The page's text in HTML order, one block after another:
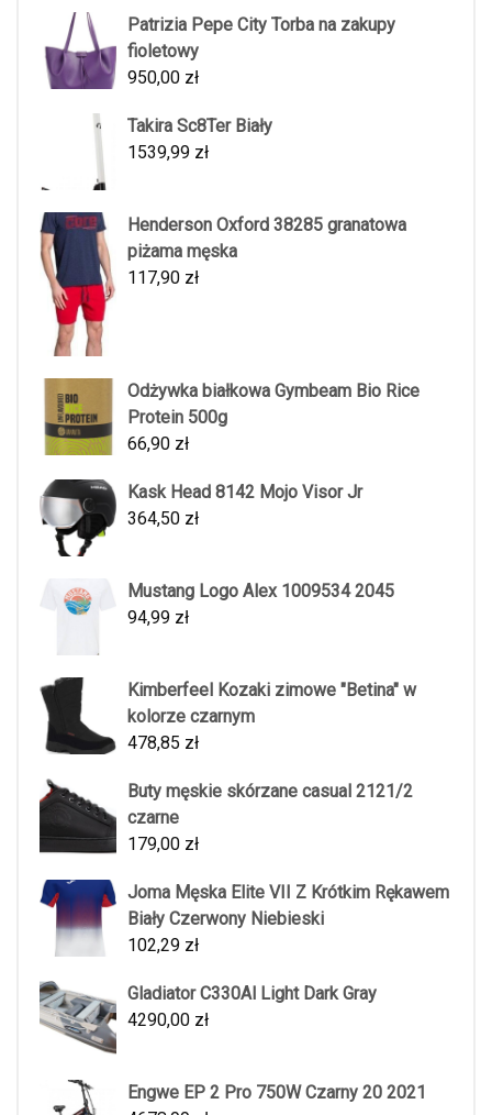
Patrizia Pepe City Torba na zakupy
fioletowy
950,00 zł
Takira Sc8Ter Biały
1539,99 zł
Henderson Oxford 38285 granatowa
piżama męska
117,90 zł
Odżywka białkowa Gymbeam Bio Rice
Protein 500g
66,90 zł
Kask Head 8142 Mojo Visor Jr
364,50 zł
Mustang Logo Alex 1009534 2045
94,99 zł
Kimberfeel Kozaki zimowe "Betina" w
kolorze czarnym
478,85 zł
Buty męskie skórzane casual 2121/2
czarne
179,00 zł
Joma Męska Elite VII Z Krótkim Rękawem
Biały Czerwony Niebieski
102,29 zł
Gladiator C330Al Light Dark Gray
4290,00 zł
Engwe EP 2 Pro 750W Czarny 20 2021